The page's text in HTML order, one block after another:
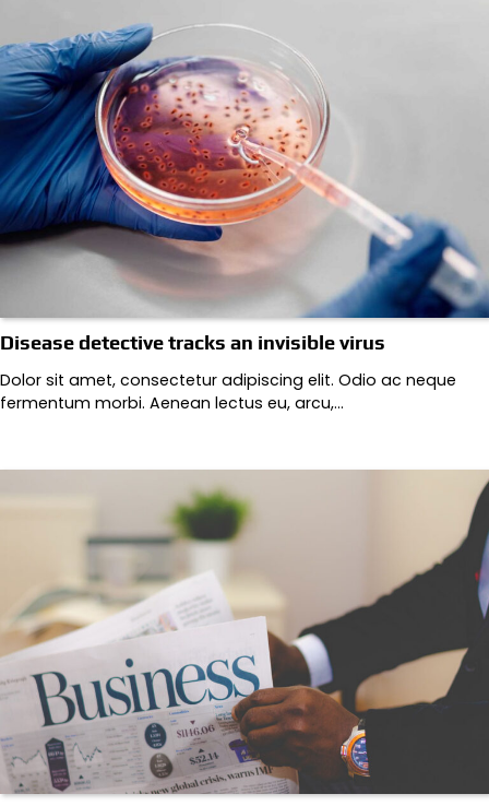
Disease detective tracks an invisible virus
Dolor sit amet, consectetur adipiscing elit. Odio ac neque
fermentum morbi. Aenean lectus eu, arcu,…